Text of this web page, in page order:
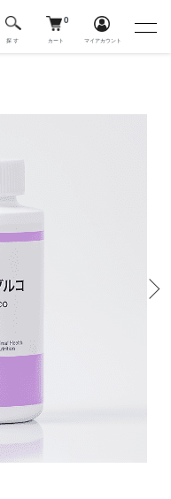
探 す
0
カート マイアカウント